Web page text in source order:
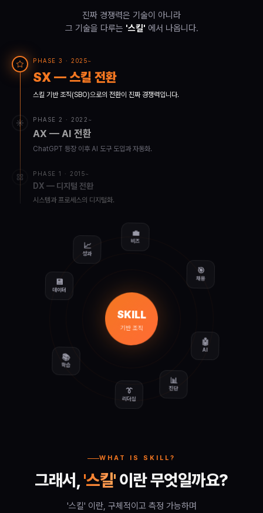
진짜 경쟁력은 기술이 아니라
그 기술을 다루는 '스킬' 에서 나옵니다.
PHASE 3 · 2025~
SX — 스킬 전환
스킬 기반 조직(SBO)으로의 전환이 진짜 경쟁력입니다.
PHASE 2 · 2022~
AX — AI 전환
ChatGPT 등장 이후 AI 도구 도입과 자동화.
PHASE 1 · 2015~
DX — 디지털 전환
시스템과 프로세스의 디지털화.
SKILL
기반 조직
🎯
학습
🤖
리더십
💾
데이터
WHAT IS SKILL?
그래서,'스킬' 이란 무엇일까요?
'스킬' 이란, 구체적이고 측정 가능하며